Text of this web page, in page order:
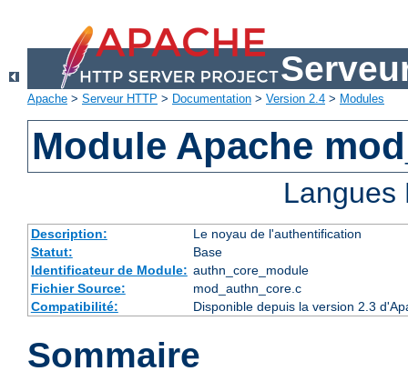
Apache > Serveur HTTP > Documentation > Version 2.4 > Modules
Module Apache
Description:
Le noyau de l'authentification
Statut:
Base
Identificateur de Module: authn_core_module
Fichier Source:
mod_authn_core.c
Compatibilité:
Disponible depuis la version 2.3
Sommaire